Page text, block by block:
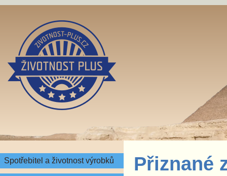
Spotřebitel a životnost výrobků Přiznané